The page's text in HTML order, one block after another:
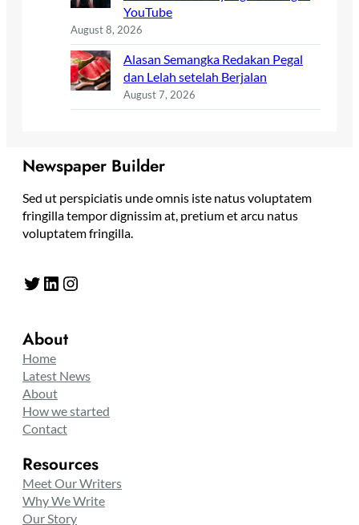
YouTube
August 8, 2026
Alasan Semangka Redakan Pegal
dan Lelah setelah Berjalan
August 7, 2026
Newspaper Builder
Sed ut perspiciatis unde omnis iste natus voluptatem
fringilla tempor dignissim at, pretium et arcu natus
voluptatem fringilla.
Twitter LinkedIn Instagram
About
Home
Latest News
About
How we started
Contact
Resources
Meet Our Writers
Why We Write
Our Story